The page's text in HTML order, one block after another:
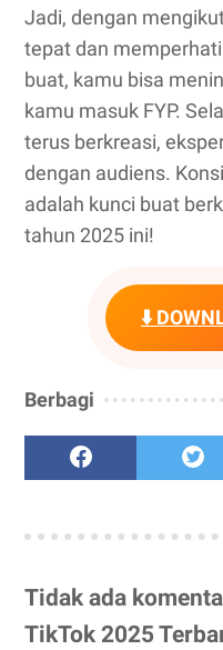
Jadi, dengan
tepat dan
buat, kamu bisa
kamu masuk FYP.
terus berkreasi,
dengan audiens.
adalah kunci buat
tahun 2025 ini!
⬇️
Berbagi
Tidak ada
TikTok 2025